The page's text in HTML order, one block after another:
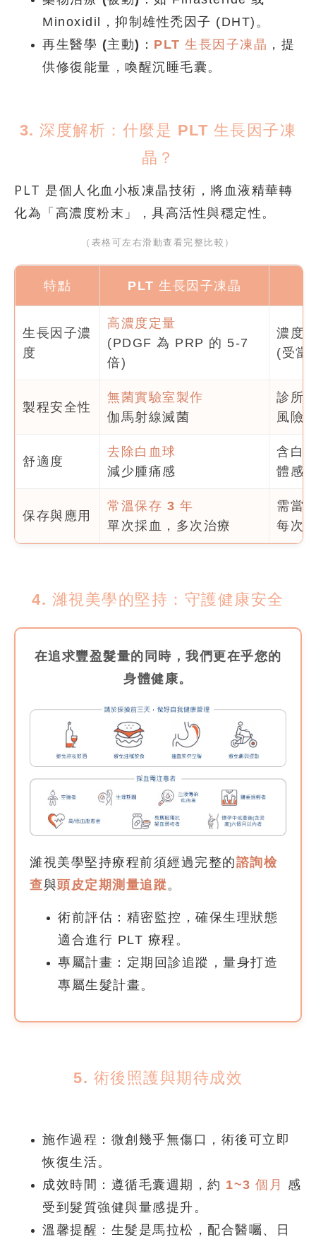
Minoxidil，抑制雄性禿因子 (DHT)。
再生醫學 (主動)： PLT 生長因子凍晶 ，提
供修復能量，喚醒沉睡毛囊。
3. 深度解析：什麼是 PLT 生長因子凍
晶？
PLT 是個人化血小板凍晶技術，將血液精華轉
化為「高濃度粉末」，具高活性與穩定性。
（表格可左右滑動查看完整比較）
特點 PLT 生長因子凍晶
生長因子濃
度
高濃度定量
(PDGF 為 PRP 的 5-7
倍)
濃度
(受當
製程安全性
無菌實驗室製作
伽馬射線滅菌
診所
風險
舒適度
去除白血球
減少腫痛感
含白
體感
保存與應用
常溫保存 3 年
單次採血，多次治療
需當
每次
4. 濰視美學的堅持：守護健康安全
在追求豐盈髮量的同時，我們更在乎您的
身體健康。
濰視美學堅持療程前須經過完整的諮詢檢
查與頭皮定期測量追蹤。
術前評估： 精密監控，確保生理狀態
適合進行 PLT 療程。
專屬計畫： 定期回診追蹤，量身打造
專屬生髮計畫。
5. 術後照護與期待成效
施作過程： 微創幾乎無傷口，術後可立即
恢復生活。
成效時間： 遵循毛囊週期，約 1~3 個月
感
受到髮質強健與量感提升。
溫馨提醒： 生髮是馬拉松，配合醫囑、日